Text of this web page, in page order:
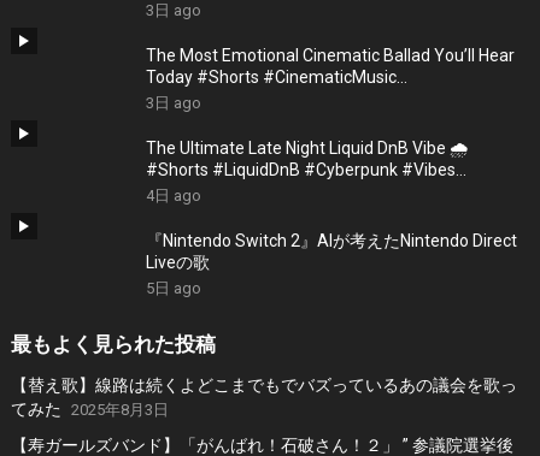
3日 ago
The Most Emotional Cinematic Ballad You’ll Hear
Today #Shorts #CinematicMusic
#EmotionalVibes #Piano
3日 ago
The Ultimate Late Night Liquid DnB Vibe 🌧️
#Shorts #LiquidDnB #Cyberpunk #Vibes
#ElectronicMusic
4日 ago
『Nintendo Switch 2』AIが考えたNintendo Direct
Liveの歌
5日 ago
最もよく見られた投稿
【替え歌】線路は続くよどこまでもでバズっているあの議会を歌っ
てみた
2025年8月3日
【寿ガールズバンド】「がんばれ！石破さん！２」 ” 参議院選挙後